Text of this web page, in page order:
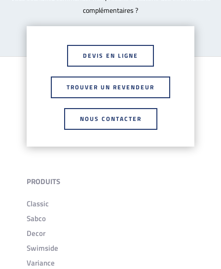
complémentaires ?
DEVIS EN LIGNE
TROUVER UN REVENDEUR
NOUS CONTACTER
PRODUITS
Classic
Sabco
Decor
Swimside
Variance